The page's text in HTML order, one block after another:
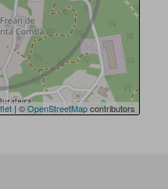
| ©OpenStreetMapcontributors